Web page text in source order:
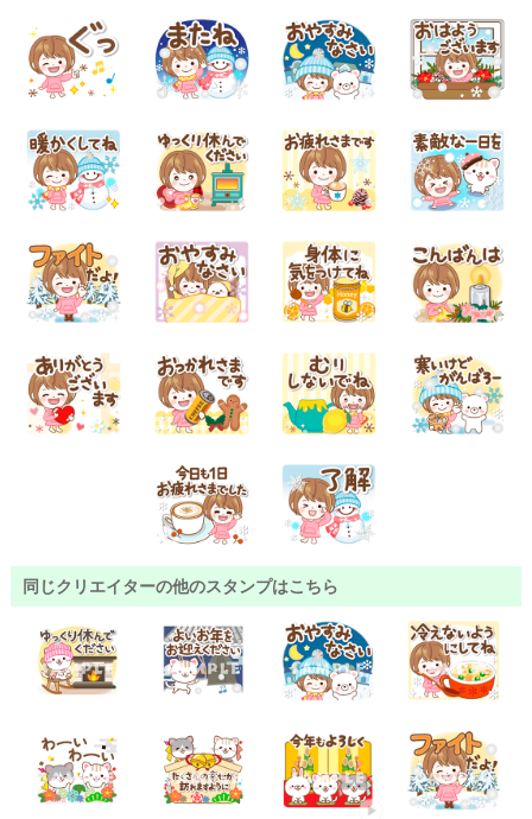
同じクリエイターの他のスタンプはこちら